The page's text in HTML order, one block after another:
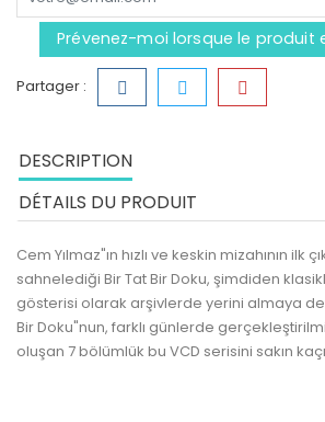
Prévenez-moi lorsque le produit
Partager :
DESCRIPTION
DÉTAILS DU PRODUIT
Cem Yılmaz"ın hızlı ve keskin mizahının ilk
sahnelediği Bir Tat Bir Doku, şimdiden
gösterisi olarak arşivlerde yerini almaya
Bir Doku"nun, farklı günlerde
oluşan 7 bölümlük bu VCD serisini sakın